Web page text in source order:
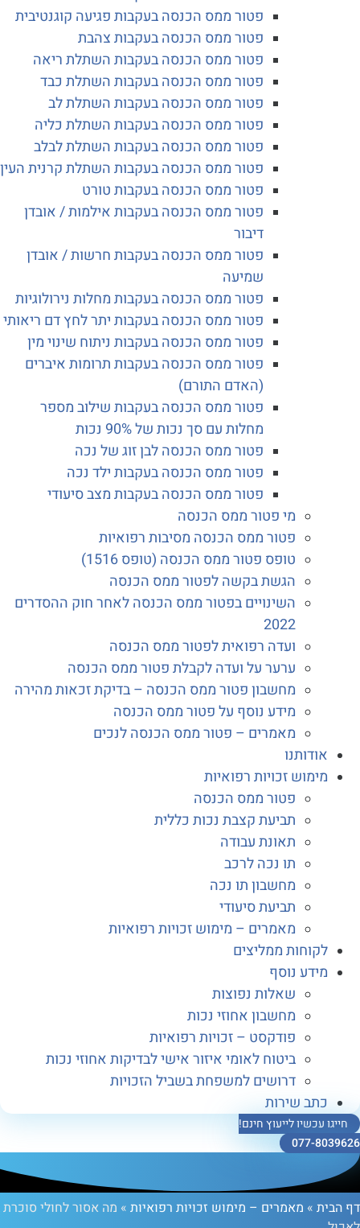
פטור ממס הכנסה בעקבות פגיעה קוגנטיבית
פטור ממס הכנסה בעקבות צהבת
פטור ממס הכנסה בעקבות השתלת ריאה
פטור ממס הכנסה בעקבות השתלת כבד
פטור ממס הכנסה בעקבות השתלת לב
פטור ממס הכנסה בעקבות השתלת כליה
פטור ממס הכנסה בעקבות השתלת לבלב
פטור ממס הכנסה בעקבות השתלת קרנית העין
פטור ממס הכנסה בעקבות טורט
פטור ממס הכנסה בעקבות אילמות / אובדן
פטור ממס הכנסה בעקבות חרשות / אובדן
פטור ממס הכנסה בעקבות מחלות נירולוגיות
פטור ממס הכנסה בעקבות יתר לחץ דם ריאותי
פטור ממס הכנסה בעקבות ניתוח שינוי מין
פטור ממס הכנסה בעקבות תרומות איברים
(האדם התורם)
פטור ממס הכנסה בעקבות שילוב מספר
מחלות עם סך נכות של 90% נכות
פטור ממס הכנסה לבן זוג של נכה
פטור ממס הכנסה בעקבות ילד נכה
פטור ממס הכנסה בעקבות מצב סיעודי
מי פטור ממס הכנסה
פטור ממס הכנסה מסיבות רפואיות
טופס פטור ממס הכנסה (טופס 1516)
הגשת בקשה לפטור ממס הכנסה
השינויים בפטור ממס הכנסה לאחר חוק ההסדרים
ועדה רפואית לפטור ממס הכנסה
ערער על ועדה לקבלת פטור ממס הכנסה
מחשבון פטור ממס הכנסה – בדיקת זכאות מהירה
מידע נוסף על פטור ממס הכנסה
מאמרים – פטור ממס הכנסה לנכים
זכויות רפואיות
פטור ממס הכנסה
תביעת קצבת נכות כללית
תאונת עבודה
תו נכה לרכב
מחשבון תו נכה
תביעת סיעודי
מאמרים – מימוש זכויות רפואיות
ממליצים
נוסף
שאלות נפוצות
מחשבון אחוזי נכות
פודקסט – זכויות רפואיות
ביטוח לאומי איזור אישי לבדיקות אחוזי נכות
דרושים למשפחת בשביל הזכויות
שירות
לייעוץ חינם!
077-
» מאמרים – מימוש זכויות רפואיות »מה אסור לחולי סוכרת